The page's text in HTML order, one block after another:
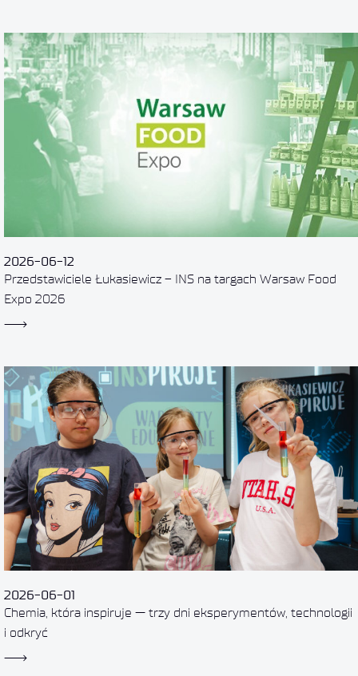
2026-06-12
Przedstawiciele Łukasiewicz – INS na targach Warsaw Food
Expo 2026
2026-06-01
Chemia, która inspiruje — trzy dni eksperymentów, technologii
i odkryć